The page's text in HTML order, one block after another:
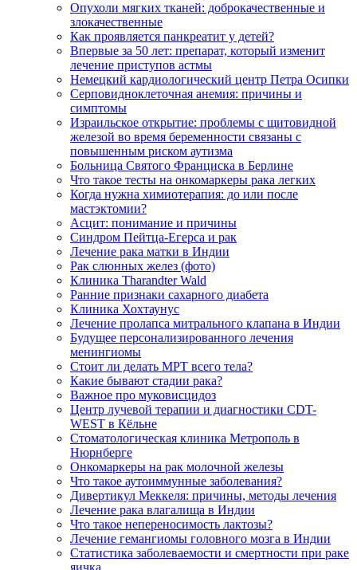
Опухоли мягких тканей: доброкачественные и
злокачественные
Как проявляется панкреатит у детей?
Впервые за 50 лет: препарат, который изменит
лечение приступов астмы
Немецкий кардиологический центр Петра Осипки
Серповидноклеточная анемия: причины и
симптомы
Израильское открытие: проблемы с щитовидной
железой во время беременности связаны с
повышенным риском аутизма
Больница Святого Франциска в Берлине
Что такое тесты на онкомаркеры рака легких
Когда нужна химиотерапия: до или после
мастэктомии?
Асцит: понимание и причины
Синдром Пейтца-Егерса и рак
Лечение рака матки в Индии
Рак слюнных желез (фото)
Клиника Tharandter Wald
Ранние признаки сахарного диабета
Клиника Хохтаунус
Лечение пролапса митрального клапана в Индии
Будущее персонализированного лечения
менингиомы
Стоит ли делать МРТ всего тела?
Какие бывают стадии рака?
Важное про муковисцидоз
Центр лучевой терапии и диагностики CDT-
WEST в Кёльне
Стоматологическая клиника Метрополь в
Нюрнберге
Онкомаркеры на рак молочной железы
Что такое аутоиммунные заболевания?
Дивертикул Меккеля: причины, методы лечения
Лечение рака влагалища в Индии
Что такое непереносимость лактозы?
Лечение гемангиомы головного мозга в Индии
Статистика заболеваемости и смертности при раке
яичка